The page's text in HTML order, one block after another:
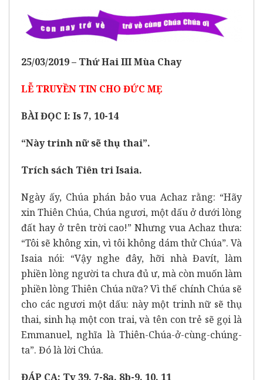
25/03/2019 – ThứHaiIIIMùa Chay
LỄ TRUYỀN TIN CHO ĐỨC MẸ
BÀI ĐỌC I: Is 7, 10-14
“Này trinh nữ sẽ thụ thai”.
Trích sách Tiên tri Isaia.
Ngày ấy, Chúa phán bảo vua Achaz rằng: “Hãy
xin Thiên Chúa, Chúa ngươi, một dấu ở dưới lòng
đất hay ở trên trời cao!” Nhưng vua Achaz thưa:
“Tôi sẽ không xin, vì tôi không dám thử Chúa”. Và
Isaia nói: “Vậy nghe đây, hỡi nhà Đavít, làm
phiền lòng người ta chưa đủ ư, mà còn muốn làm
phiền lòng Thiên Chúa nữa? Vì thế chính Chúa sẽ
cho các ngươi một dấu: này một trinh nữ sẽ thụ
thai, sinh hạ một con trai, và tên con trẻ sẽ gọi là
Emmanuel, nghĩa là Thiên-Chúa-ở-cùng-chúng-
ta”. Đó là lời Chúa.
ĐÁP CA: Tv 39, 7-8a. 8b-9. 10. 11